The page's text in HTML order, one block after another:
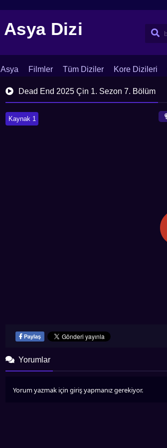
Asya Dizi
Asya Filmler Tüm Diziler Kore Dizileri
İletişim Blog Dizi Arşivi
Dead End 2025 Çin 1. Sezon 7. Bölüm
Kaynak 1
Paylaş
Yorumlar
Yorum yazmak için giriş yapmanız gerekiyor.